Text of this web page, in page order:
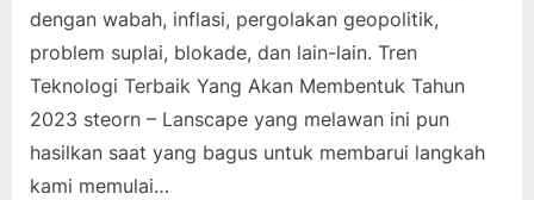
dengan wabah, inflasi, pergolakan geopolitik,
problem suplai, blokade, dan lain-lain. Tren
Teknologi Terbaik Yang Akan Membentuk Tahun
2023 steorn – Lanscape yang melawan ini pun
hasilkan saat yang bagus untuk membarui langkah
kami memulai…